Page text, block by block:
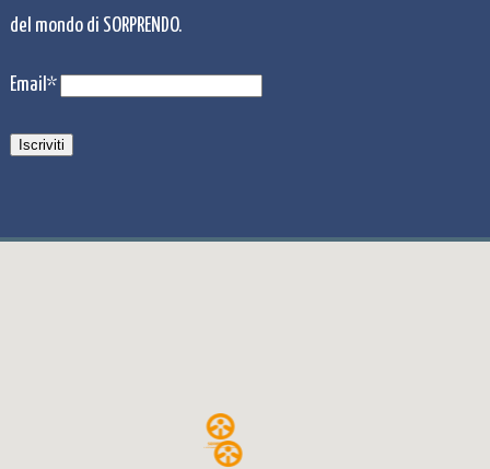
del mondo di SORPRENDO.
Email*